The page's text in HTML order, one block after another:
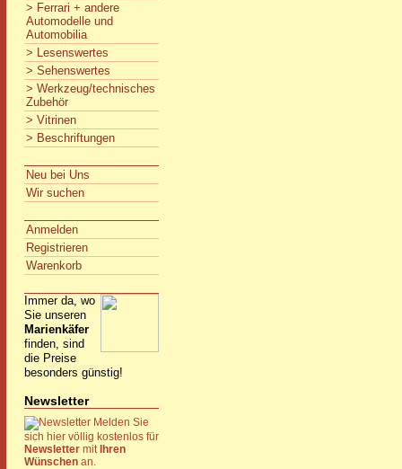
> Ferrari + andere
Automodelle und
Automobilia
> Lesenswertes
> Sehenswertes
> Werkzeug/technisches
Zubehör
> Vitrinen
> Beschriftungen
Neu bei Uns
Wir suchen
Anmelden
Registrieren
Warenkorb
Immer da, wo
Sie unseren
Marienkäfer
finden, sind
die Preise
besonders günstig!
Newsletter
Melden Sie
sich hier völlig kostenlos für
Newsletter mit Ihren
Wünschen an.